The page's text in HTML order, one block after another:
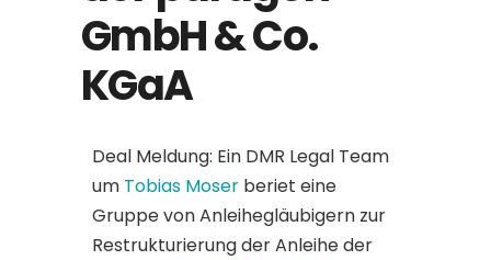
GmbH & Co.
KGaA
Deal Meldung: Ein DMR Legal Team
um Tobias Moser beriet eine
Gruppe von Anleihegläubigern zur
Restrukturierung der Anleihe der